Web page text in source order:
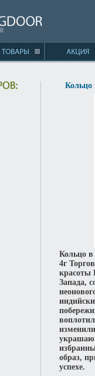
Кольцо
Кольцо в
4г
красоты
Запада,
образ,
успехе.